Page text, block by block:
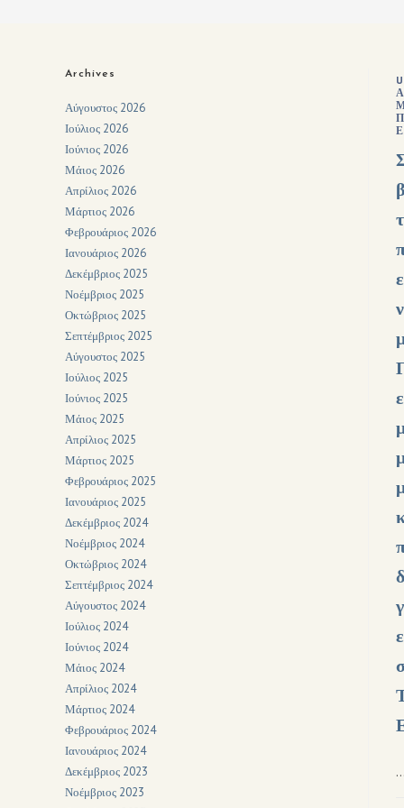
ν
…
Archives
Αύγουστος 2026
Ιούλιος 2026
Ιούνιος 2026
Μάιος 2026
Απρίλιος 2026
Μάρτιος 2026
Φεβρουάριος 2026
Ιανουάριος 2026
Δεκέμβριος 2025
Νοέμβριος 2025
Οκτώβριος 2025
Σεπτέμβριος 2025
Αύγουστος 2025
Ιούλιος 2025
Ιούνιος 2025
Μάιος 2025
Απρίλιος 2025
Μάρτιος 2025
Φεβρουάριος 2025
Ιανουάριος 2025
Δεκέμβριος 2024
Νοέμβριος 2024
Οκτώβριος 2024
Σεπτέμβριος 2024
Αύγουστος 2024
Ιούλιος 2024
Ιούνιος 2024
Μάιος 2024
Απρίλιος 2024
Μάρτιος 2024
Φεβρουάριος 2024
Ιανουάριος 2024
Δεκέμβριος 2023
Νοέμβριος 2023